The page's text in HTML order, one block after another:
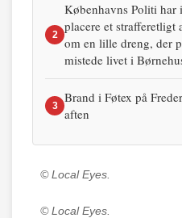
2
Københavns Politi har
placere et strafferetligt
om en lille dreng, der
mistede livet i
3
Brand i Føtex på
aften
© Local Eyes.
© Local Eyes.